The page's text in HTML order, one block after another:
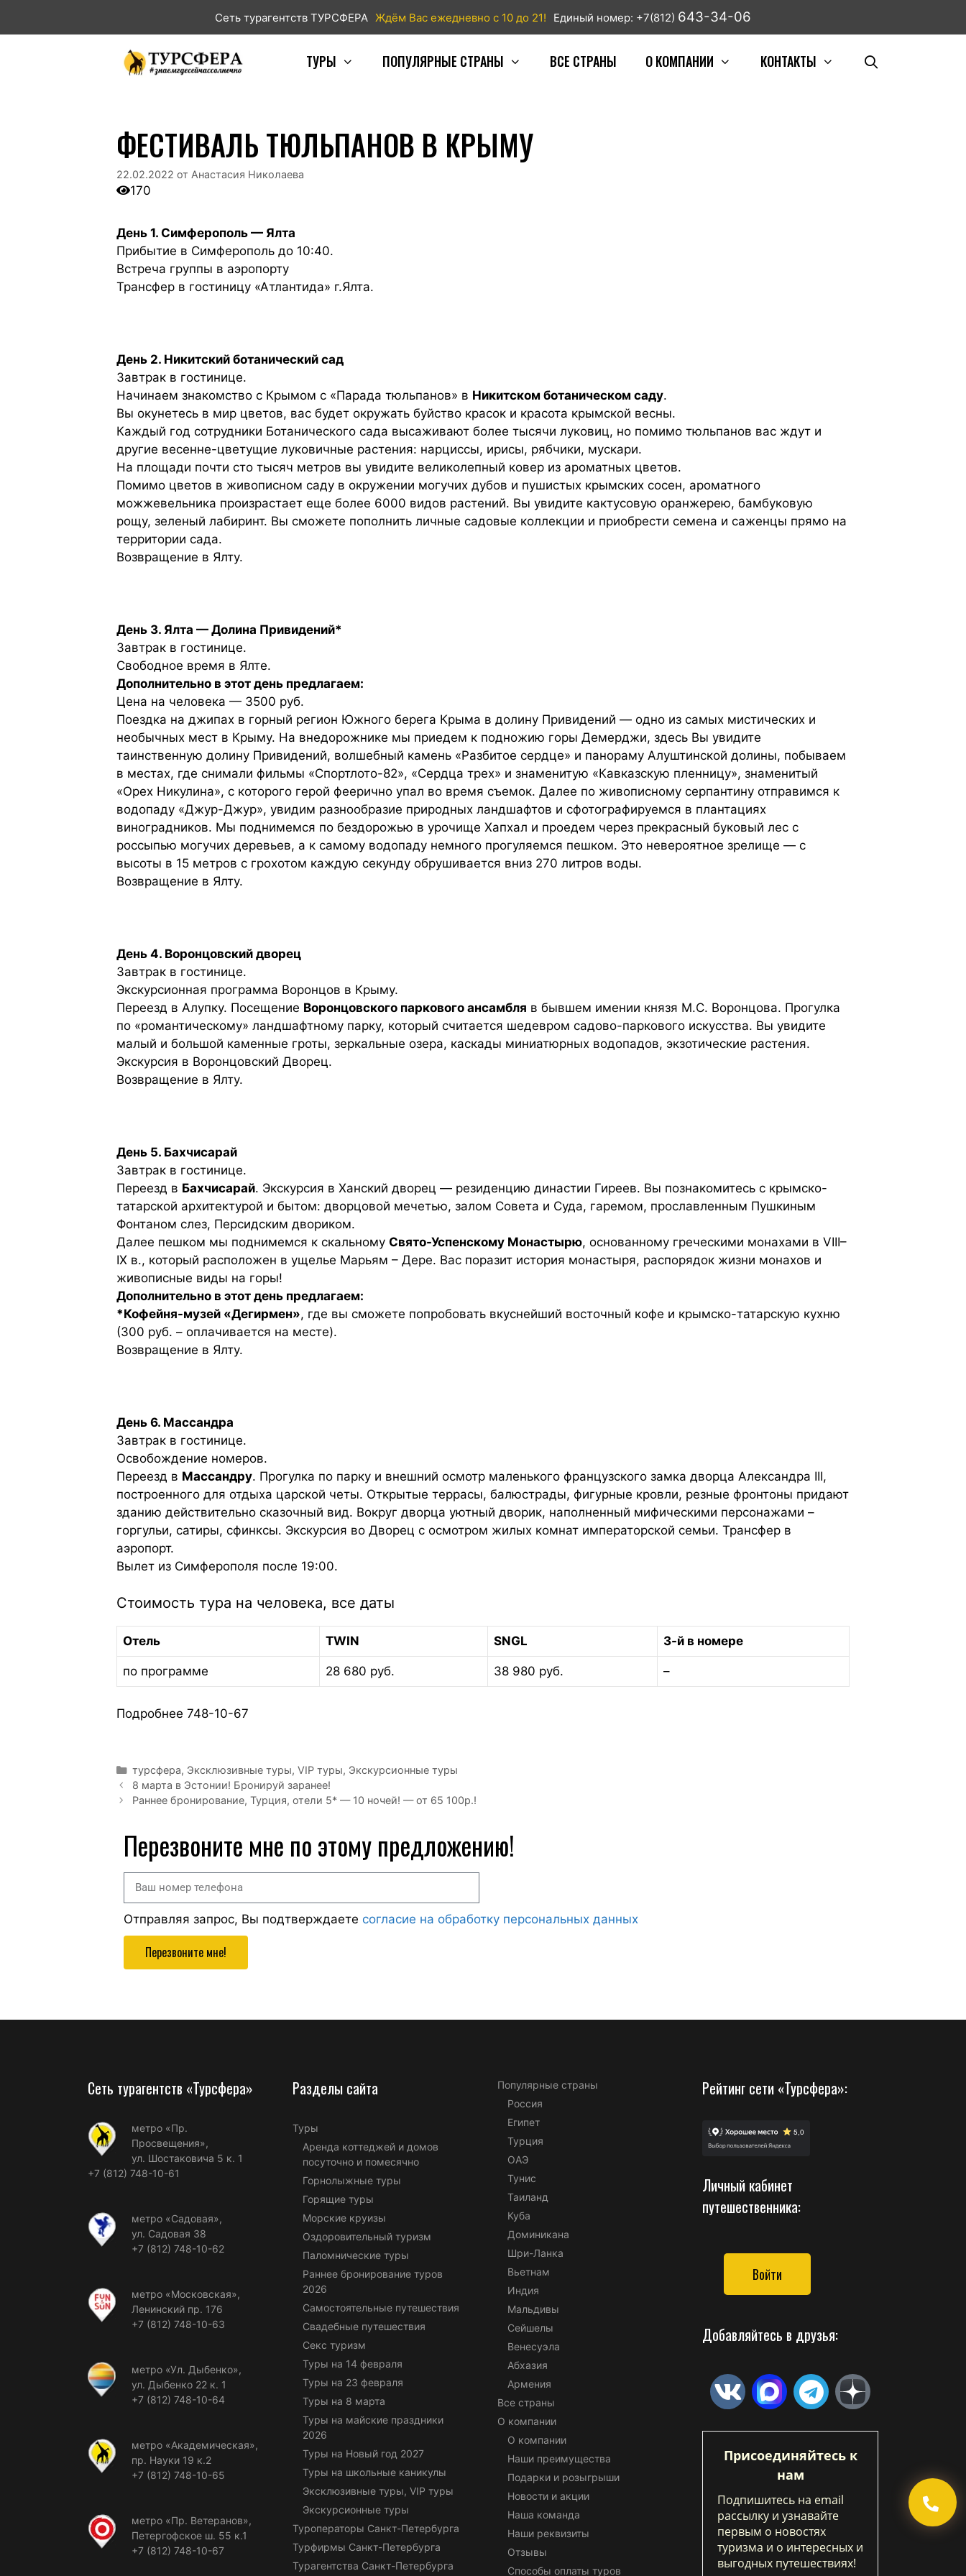
Сеть турагентств ТУРСФЕРА Ждём Вас ежедневно с 10 до 21! Единый номер: +7(812) 643-34-06
ТУРЫ ПОПУЛЯРНЫЕ СТРАНЫ ВСЕ СТРАНЫ О КОМПАНИИ КОНТАКТЫ
ФЕСТИВАЛЬ ТЮЛЬПАНОВ В КРЫМУ
22.02.2022 от Анастасия Николаева
170
День 1. Симферополь — Ялта
Прибытие в Симферополь до 10:40.
Встреча группы в аэропорту
Трансфер в гостиницу «Атлантида» г.Ялта.
День 2. Никитский ботанический сад
Завтрак в гостинице.
Начинаем знакомство с Крымом с «Парада тюльпанов» в Никитском ботаническом саду.
Вы окунетесь в мир цветов, вас будет окружать буйство красок и красота крымской весны.
Каждый год сотрудники Ботанического сада высаживают более тысячи луковиц, но помимо тюльпанов вас ждут и
другие весенне-цветущие луковичные растения: нарциссы, ирисы, рябчики, мускари.
На площади почти сто тысяч метров вы увидите великолепный ковер из ароматных цветов.
Помимо цветов в живописном саду в окружении могучих дубов и пушистых крымских сосен, ароматного
можжевельника произрастает еще более 6000 видов растений. Вы увидите кактусовую оранжерею, бамбуковую
рощу, зеленый лабиринт. Вы сможете пополнить личные садовые коллекции и приобрести семена и саженцы прямо на
территории сада.
Возвращение в Ялту.
День 3. Ялта — Долина Привидений*
Завтрак в гостинице.
Свободное время в Ялте.
Дополнительно в этот день предлагаем:
Цена на человека — 3500 руб.
Поездка на джипах в горный регион Южного берега Крыма в долину Привидений — одно из самых мистических и
необычных мест в Крыму. На внедорожнике мы приедем к подножию горы Демерджи, здесь Вы увидите
таинственную долину Привидений, волшебный камень «Разбитое сердце» и панораму Алуштинской долины, побываем
в местах, где снимали фильмы «Спортлото-82», «Сердца трех» и знаменитую «Кавказскую пленницу», знаменитый
«Орех Никулина», с которого герой феерично упал во время съемок. Далее по живописному серпантину отправимся к
водопаду «Джур-Джур», увидим разнообразие природных ландшафтов и сфотографируемся в плантациях
виноградников. Мы поднимемся по бездорожью в урочище Хапхал и проедем через прекрасный буковый лес с
россыпью могучих деревьев, а к самому водопаду немного прогуляемся пешком. Это невероятное зрелище — с
высоты в 15 метров с грохотом каждую секунду обрушивается вниз 270 литров воды.
Возвращение в Ялту.
День 4. Воронцовский дворец
Завтрак в гостинице.
Экскурсионная программа Воронцов в Крыму.
Переезд в Алупку. Посещение Воронцовского паркового ансамбля в бывшем имении князя М.С. Воронцова. Прогулка
по «романтическому» ландшафтному парку, который считается шедевром садово-паркового искусства. Вы увидите
малый и большой каменные гроты, зеркальные озера, каскады миниатюрных водопадов, экзотические растения.
Экскурсия в Воронцовский Дворец.
Возвращение в Ялту.
День 5. Бахчисарай
Завтрак в гостинице.
Переезд в Бахчисарай. Экскурсия в Ханский дворец — резиденцию династии Гиреев. Вы познакомитесь с крымско-
татарской архитектурой и бытом: дворцовой мечетью, залом Совета и Суда, гаремом, прославленным Пушкиным
Фонтаном слез, Персидским двориком.
Далее пешком мы поднимемся к скальному Свято-Успенскому Монастырю, основанному греческими монахами в VIII–
IX в., который расположен в ущелье Марьям – Дере. Вас поразит история монастыря, распорядок жизни монахов и
живописные виды на горы!
Дополнительно в этот день предлагаем:
*Кофейня-музей «Дегирмен», где вы сможете попробовать вкуснейший восточный кофе и крымско-татарскую кухню
(300 руб. – оплачивается на месте).
Возвращение в Ялту.
День 6. Массандра
Завтрак в гостинице.
Освобождение номеров.
Переезд в Массандру. Прогулка по парку и внешний осмотр маленького французского замка дворца Александра III,
построенного для отдыха царской четы. Открытые террасы, балюстрады, фигурные кровли, резные фронтоны придают
зданию действительно сказочный вид. Вокруг дворца уютный дворик, наполненный мифическими персонажами –
горгульи, сатиры, сфинксы. Экскурсия во Дворец с осмотром жилых комнат императорской семьи. Трансфер в
аэропорт.
Вылет из Симферополя после 19:00.
Стоимость тура на человека, все даты
Отель TWIN SNGL 3-й в номере
по программе 28 680 руб. 38 980 руб. –
Подробнее 748-10-67
турсфера, Эксклюзивные туры, VIP туры, Экскурсионные туры
8 марта в Эстонии! Бронируй заранее!
Раннее бронирование, Турция, отели 5* — 10 ночей! — от 65 100р.!
Перезвоните мне по этому предложению!
Отправляя запрос, Вы подтверждаете согласие на обработку персональных данных
Перезвоните мне!
Сеть турагентств «Турсфера»
метро «Пр.
Просвещения»,
ул. Шостаковича 5 к. 1
+7 (812) 748-10-61
метро «Садовая»,
ул. Садовая 38
+7 (812) 748-10-62
метро «Московская»,
Ленинский пр. 176
+7 (812) 748-10-63
метро «Ул. Дыбенко»,
ул. Дыбенко 22 к. 1
+7 (812) 748-10-64
метро «Академическая»,
пр. Науки 19 к.2
+7 (812) 748-10-65
метро «Пр. Ветеранов»,
Петергофское ш. 55 к.1
+7 (812) 748-10-67
Разделы сайта
Туры
Аренда коттеджей и домов
посуточно и помесячно
Горнолыжные туры
Горящие туры
Морские круизы
Оздоровительный туризм
Паломнические туры
Раннее бронирование туров
2026
Самостоятельные путешествия
Свадебные путешествия
Секс туризм
Туры на 14 февраля
Туры на 23 февраля
Туры на 8 марта
Туры на майские праздники
2026
Туры на Новый год 2027
Туры на школьные каникулы
Эксклюзивные туры, VIP туры
Экскурсионные туры
Туроператоры Санкт-Петербурга
Турфирмы Санкт-Петербурга
Турагентства Санкт-Петербурга
Популярные страны
Россия
Египет
Турция
ОАЭ
Тунис
Таиланд
Куба
Доминикана
Шри-Ланка
Вьетнам
Индия
Мальдивы
Сейшелы
Венесуэла
Абхазия
Армения
Все страны
О компании
О компании
Наши преимущества
Подарки и розыгрыши
Новости и акции
Наша команда
Наши реквизиты
Отзывы
Способы оплаты туров
Рейтинг сети «Турсфера»:
Личный кабинет
путешественника:
Войти
Добавляйтесь в друзья:
Присоединяйтесь к
нам
Подпишитесь на email
рассылку и узнавайте
первым о новостях
туризма и о интересных и
выгодных путешествиях!